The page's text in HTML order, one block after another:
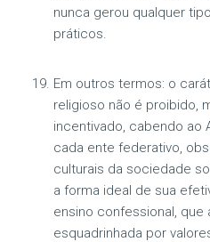
nunca gerou qualquer
práticos.
Em outros termos: o
religioso não é proibido,
incentivado, cabendo ao
cada ente federativo,
culturais da sociedade
a forma ideal de sua
ensino confessional, que
esquadrinhada por